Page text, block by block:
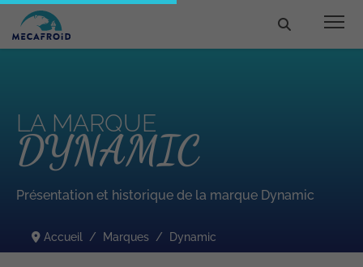
LA MARQUE
DYNAMIC
Présentation et historique de la marque Dynamic
Accueil Marques Dynamic